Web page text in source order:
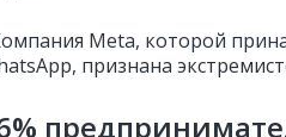
Meta, которой
признана